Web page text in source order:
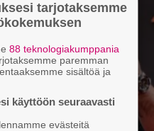
tarjotaksemme
88 teknologiakumppania
paremman
sisältöä ja
käyttöön seuraavasti
evästeitä